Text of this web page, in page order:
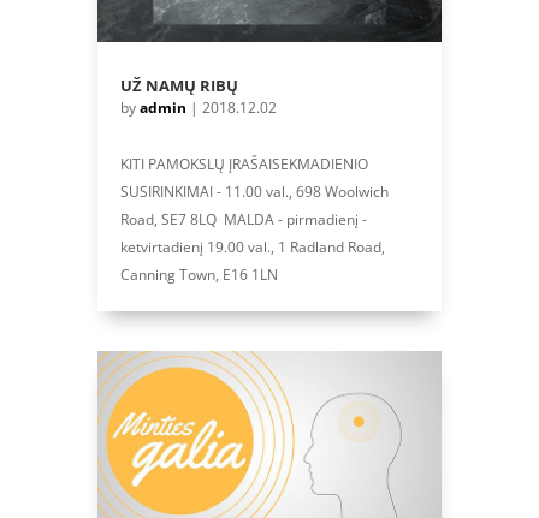
UŽ NAMŲ RIBŲ
byadmin | 2018.12.02
KITI PAMOKSLŲ ĮRAŠAISEKMADIENIO
SUSIRINKIMAI - 11.00 val., 698 Woolwich
Road, SE7 8LQ MALDA - pirmadienį -
ketvirtadienį 19.00 val., 1 Radland Road,
Canning Town, E16 1LN